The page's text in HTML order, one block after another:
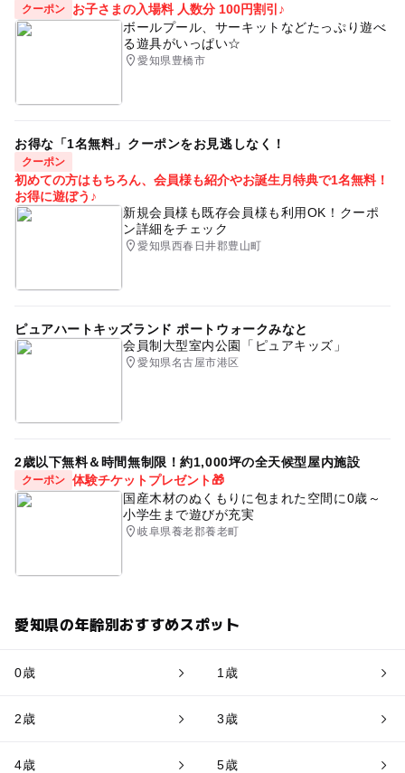
クーポン
お子さまの入場料 人数分 100円割引♪
ボールプール、サーキットなどたっぷり遊べ
る遊具がいっぱい☆
愛知県豊橋市
お得な「1名無料」クーポンをお見逃しなく！
クーポン
初めての方はもちろん、会員様も紹介やお誕生月特典で1名無料！
お得に遊ぼう♪
新規会員様も既存会員様も利用OK！クーポ
ン詳細をチェック
愛知県西春日井郡豊山町
ピュアハートキッズランド ポートウォークみなと
会員制大型室内公園「ピュアキッズ」
愛知県名古屋市港区
2歳以下無料＆時間無制限！約1,000坪の全天候型屋内施設
クーポン 体験チケットプレゼント🎁
国産木材のぬくもりに包まれた空間に0歳～
小学生まで遊びが充実
岐阜県養老郡養老町
愛知県の年齢別おすすめスポット
0歳 1歳
2歳 3歳
4歳 5歳